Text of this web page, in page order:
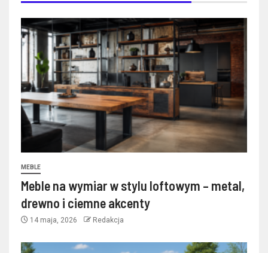
MEBLE
Meble na wymiar w stylu loftowym – metal,
drewno i ciemne akcenty
14 maja, 2026 Redakcja